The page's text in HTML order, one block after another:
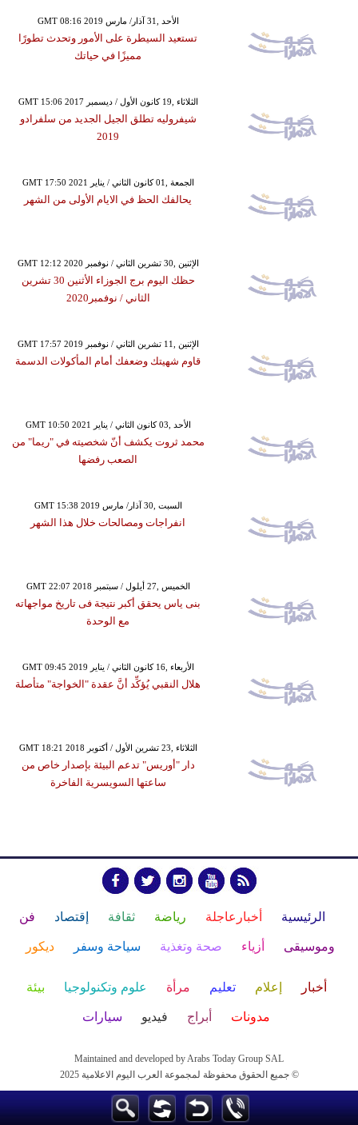
GMT 08:16 2019 الأحد ,31 آذار/ مارس
تستعيد السيطرة على الأمور وتحدث تطورًا
مميزًا في حياتك
GMT 15:06 2017 الثلاثاء ,19 كانون الأول / ديسمبر
شيفروليه تطلق الجيل الجديد من سلفرادو
2019
GMT 17:50 2021 الجمعة ,01 كانون الثاني / يناير
يحالفك الحظ في الايام الأولى من الشهر
GMT 12:12 2020 الإثنين ,30 تشرين الثاني / نوفمبر
حظك اليوم برج الجوزاء الأثنين 30 تشرين
الثاني / نوفمبر2020
GMT 17:57 2019 الإثنين ,11 تشرين الثاني / نوفمبر
قاوم شهيتك وضعفك أمام المأكولات الدسمة
GMT 10:50 2021 الأحد ,03 كانون الثاني / يناير
محمد ثروت يكشف أنّ شخصيته في "ريما" من
الصعب رفضها
GMT 15:38 2019 السبت ,30 آذار/ مارس
انفراجات ومصالحات خلال هذا الشهر
GMT 22:07 2018 الخميس ,27 أيلول / سبتمبر
بنى ياس يحقق أكبر نتيجة فى تاريخ مواجهاته
مع الوحدة
GMT 09:45 2019 الأربعاء ,16 كانون الثاني / يناير
هلال النقبي يُؤكِّد أنَّ عقدة "الخواجة" متأصلة
GMT 18:21 2018 الثلاثاء ,23 تشرين الأول / أكتوبر
دار "أوريس" تدعم البيئة بإصدار خاص من
ساعتها السويسرية الفاخرة
الرئيسية أخبارعاجلة رياضة ثقافة إقتصاد فن
وموسيقى أزياء صحة وتغذية سياحة وسفر ديكور
أخبار إعلام تعليم مرأة علوم وتكنولوجيا بيئة
مدونات أبراج فيديو سيارات
Maintained and developed by Arabs Today Group SAL
جميع الحقوق محفوظة لمجموعة العرب اليوم الاعلامية 2025 ©